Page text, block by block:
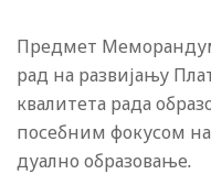
Предмет
рад на развијању
квалитета рада
посебним фокусом
дуално образовање.